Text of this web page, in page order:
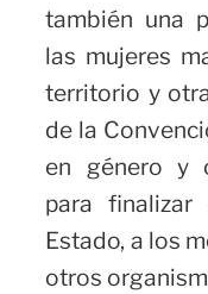
también una
las mujeres
territorio y
de la
en género y
para finalizar
Estado, a los
otros